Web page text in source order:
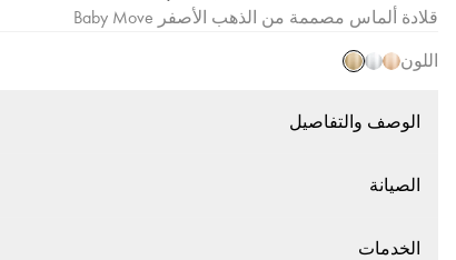
قلادة ألماس مصممة من الذهب الأصفر Baby Move
اللون
الوصف والتفاصيل
الصيانة
الخدمات